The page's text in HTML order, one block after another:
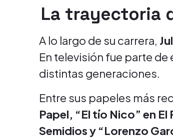
La trayectoria
A lo largo de su carrera,
En televisión fue parte
distintas generaciones.
Entre sus papeles más
Papel, “El tío Nico” en
Semidios y “Lorenzo